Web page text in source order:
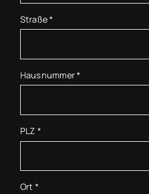
Straße*
Hausnummer*
PLZ *
Ort *